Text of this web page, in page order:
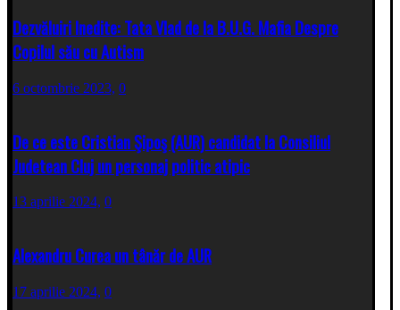
Dezvăluiri Inedite: Tata Vlad de la B.U.G. Mafia Despre
Copilul său cu Autism
6 octombrie 2023, 0
De ce este Cristian Şipoş (AUR) candidat la Consiliul
Judetean Cluj un personaj politic atipic
13 aprilie 2024, 0
Alexandru Curea un tânăr de AUR
17 aprilie 2024, 0